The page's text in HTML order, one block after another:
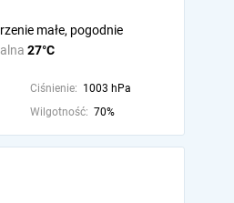
27°C
małe, pogodnie
Ciśnienie: 1003 hPa
Wilgotność: 70%